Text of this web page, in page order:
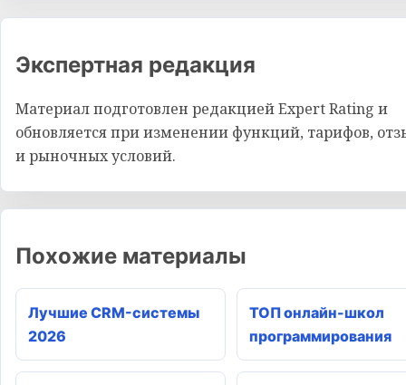
Экспертная редакция
Материал подготовлен редакцией Expert Rating и
обновляется при изменении функций, тарифов,
и рыночных условий.
Похожие материалы
Лучшие CRM-системы
2026
ТОП онлайн-школ
программирования